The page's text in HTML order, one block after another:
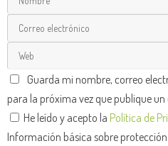
Guarda mi nombre, correo
para la próxima vez que publique
He leído y acepto la Política de
Información básica sobre